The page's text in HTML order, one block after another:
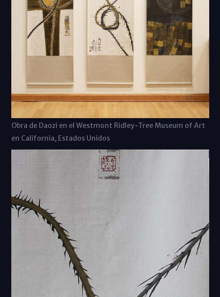
Obra de Daozi en el Westmont Ridley-Tree Museum of Art
en California, Estados Unidos